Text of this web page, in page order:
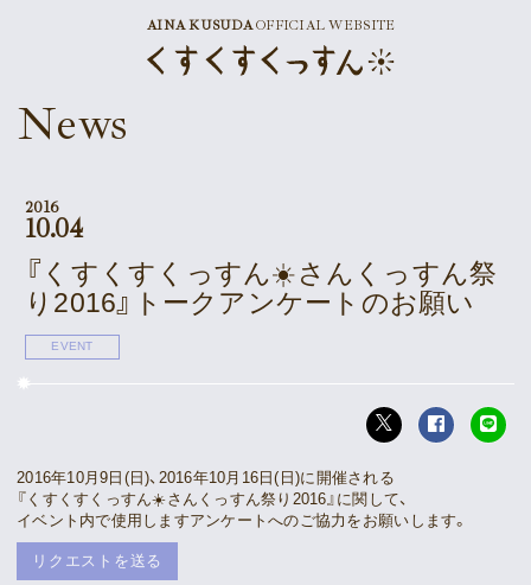
AINA KUSUDAOFFICIAL WEBSITE
Schedule
Discography
Goods
Supporter’s Menu Voice
Movie
News
2016
10.04
『くすくすくっすん☀️さんくっすん祭
り2016』トークアンケートのお願い
EVENT
2016年10月9日(日)、2016年10月16日(日)に開催される
『くすくすくっすん☀️さんくっすん祭り2016』に関して、
イベント内で使用しますアンケートへのご協力をお願いします。
リクエストを送る